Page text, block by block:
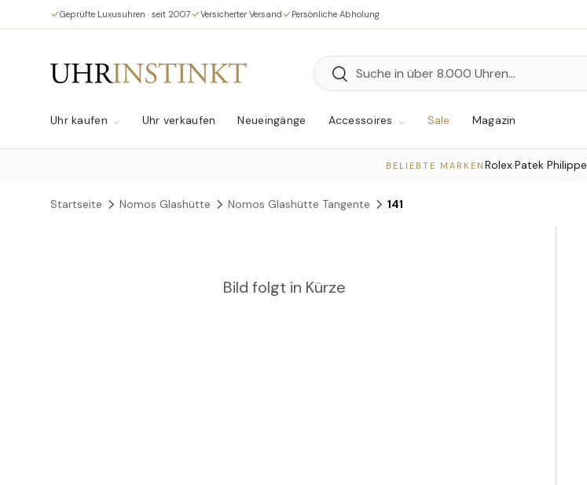
Direkt zum Inhalt
Geprüfte Luxusuhren · seit 2007 Versicherter Versand Persönliche Abholung
Suchen
Suchen
Uhr kaufen Uhr verkaufen Neueingänge Accessoires Sale Magazin
BELIEBTE MARKEN Rolex·Patek Philippe
Startseite Nomos Glashütte Nomos Glashütte Tangente 141
Bild folgt in Kürze